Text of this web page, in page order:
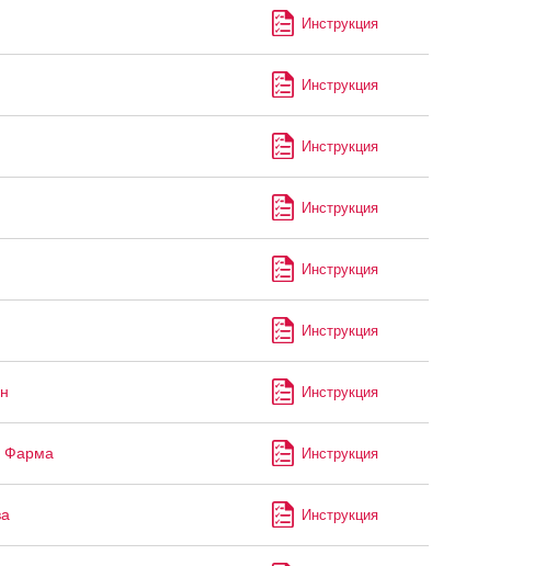
Инструкция
Инструкция
Инструкция
Инструкция
Инструкция
Инструкция
Инструкция
Фарма Инструкция
Инструкция